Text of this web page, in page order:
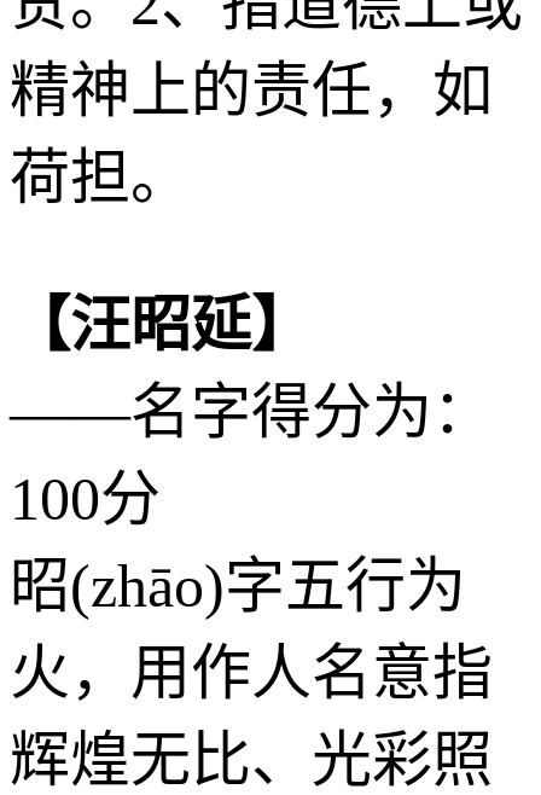
精神上的责任，如
荷担。
【汪昭延】
——名字得分为：
100分
昭(zhāo)字五行为
火 ，用作人名意指
辉煌无比、光彩照